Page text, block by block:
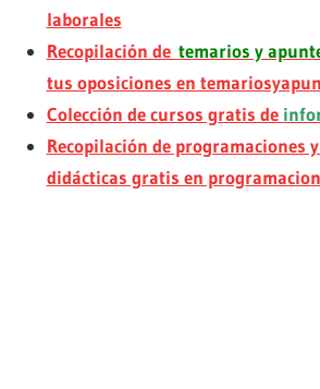
laborales
Recopilación de temarios y
tus oposiciones en
Colección de cursos gratis de
Recopilación de programaciones
didácticas gratis en